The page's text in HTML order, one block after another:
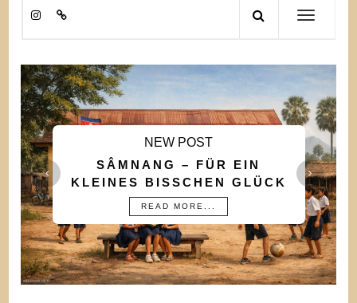
Toggle
navigation
NEW POST
SÂMNANG – FÜR EIN
KLEINES BISSCHEN GLÜCK
READ MORE...